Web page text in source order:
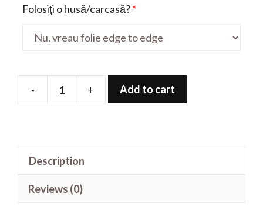
Folosiți o husă/carcasă?*
-
Folie
+ Add to cart
Description
Reviews (0)